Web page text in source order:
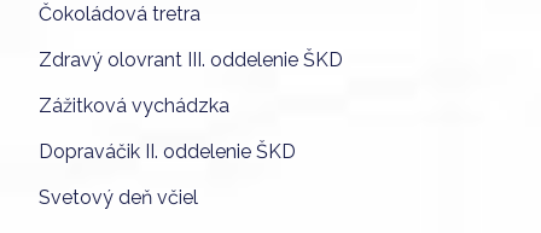
Čokoládová tretra
Zdravý olovrant III. oddelenie ŠKD
Zážitková vychádzka
Dopraváčik II. oddelenie ŠKD
Svetový deň včiel